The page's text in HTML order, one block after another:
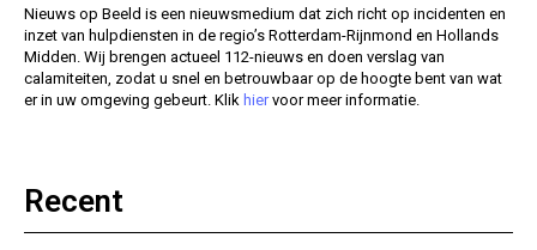
Nieuws op Beeld is een nieuwsmedium dat zich richt op incidenten en
inzet van hulpdiensten in de regio’s Rotterdam-Rijnmond en Hollands
Midden. Wij brengen actueel 112-nieuws en doen verslag van
calamiteiten, zodat u snel en betrouwbaar op de hoogte bent van wat
er in uw omgeving gebeurt. Klik hiervoor meer informatie.
Recent